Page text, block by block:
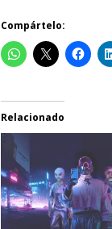
Compártelo:
Relacionado